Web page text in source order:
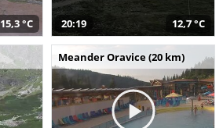
15,3 °C 20:19 12,7 °C
Meander Oravice (20 km)